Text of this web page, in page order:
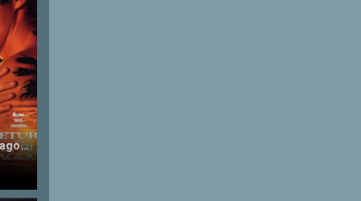
Return to the Blue Lagoon